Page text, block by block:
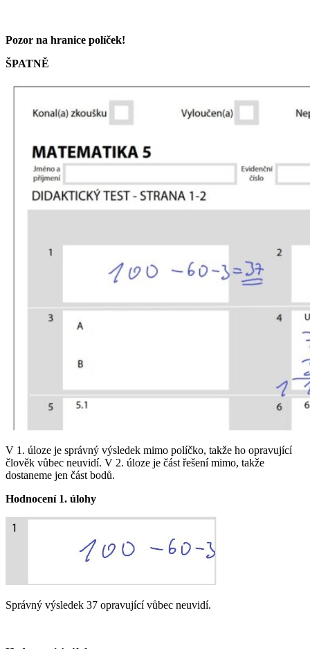
Pozor na hranice políček!
ŠPATNĚ
V 1. úloze je správný výsledek mimo políčko, takže ho opravující
člověk vůbec neuvidí. V 2. úloze je část řešení mimo, takže
dostaneme jen část bodů.
Hodnocení 1. úlohy
Správný výsledek 37 opravující vůbec neuvidí.